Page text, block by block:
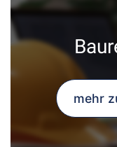
mehr